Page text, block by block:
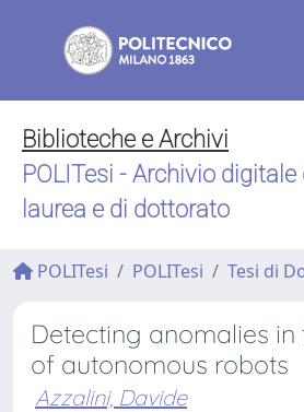
Biblioteche e Archivi
POLITesi - Archivio digitale
laurea e di dottorato
POLITesi POLITesi Tesi di
Detecting anomalies
of autonomous robots
Azzalini, Davide